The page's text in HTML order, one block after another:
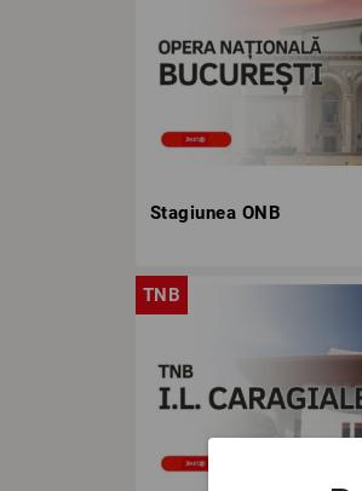
Stagiunea ONB
TNB